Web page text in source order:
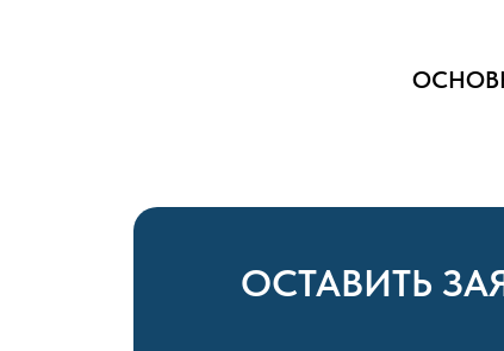
ОСТАВИТЬ